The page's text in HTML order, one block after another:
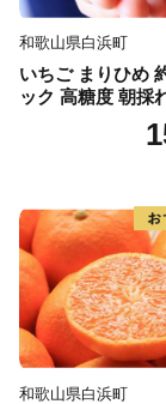
和歌山県白浜町
いちご まりひめ
ック 高糖度 朝採
りひめ 1月以降発
和歌山県白浜町